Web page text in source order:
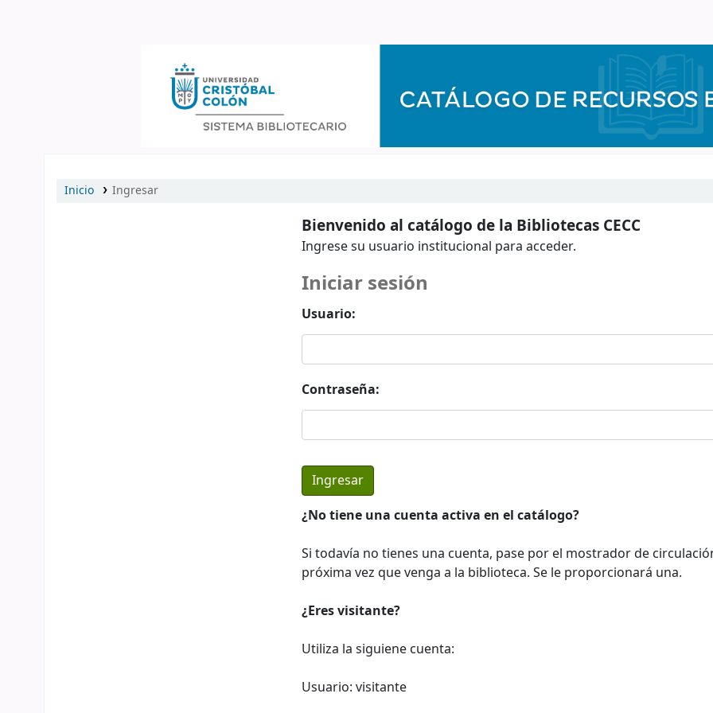
Inicio Ingresar
Bienvenido al catálogo de la Bibliotecas CECC
Ingrese su usuario institucional para acceder.
Iniciar sesión
Usuario:
Contraseña:
¿No tiene una cuenta activa en el catálogo?
Si todavía no tienes una cuenta, pase por el mostrador de
próxima vez que venga a la biblioteca. Se le proporcionará una.
¿Eres visitante?
Utiliza la siguiene cuenta:
Usuario: visitante